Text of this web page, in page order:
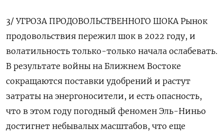
3/ УГРОЗА ПРОДОВОЛЬСТВЕННОГО ШОКА Рынок
продовольствия пережил шок в 2022 году, и
волатильность только-только начала ослабевать.
В результате войны на Ближнем Востоке
сокращаются ​поставки удобрений и растут
затраты на энергоносители, и есть опасность,
что в этом году погодный феномен Эль-Ниньо
достигнет небывалых масштабов, что еще